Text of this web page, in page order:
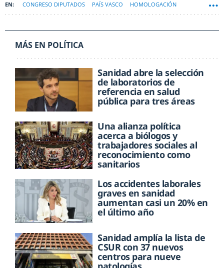
CONGRESO DIPUTADOS PAÍS VASCO HOMOLOGACIÓN
MÁS EN POLÍTICA
Sanidad abre la selección
de laboratorios de
referencia en salud
pública para tres áreas
Una alianza política
acerca a biólogos y
trabajadores sociales al
reconocimiento como
sanitarios
Los accidentes laborales
graves en sanidad
aumentan casi un 20% en
el último año
Sanidad amplía la lista de
CSUR con 37 nuevos
centros para nueve